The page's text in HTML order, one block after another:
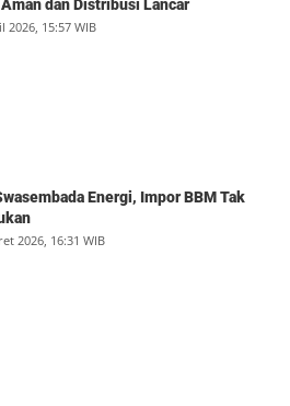
dan Distribusi Lancar
2026, 15:57 WIB
Energi, Impor BBM Tak
2026, 16:31 WIB